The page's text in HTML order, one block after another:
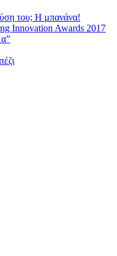
του; Η μπανάνα!
Innovation Awards 2017